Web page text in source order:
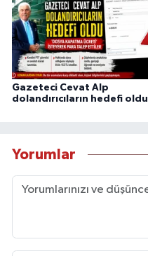
Gazeteci Cevat Alp
dolandırıcıların hedefi oldu
Yorumlar